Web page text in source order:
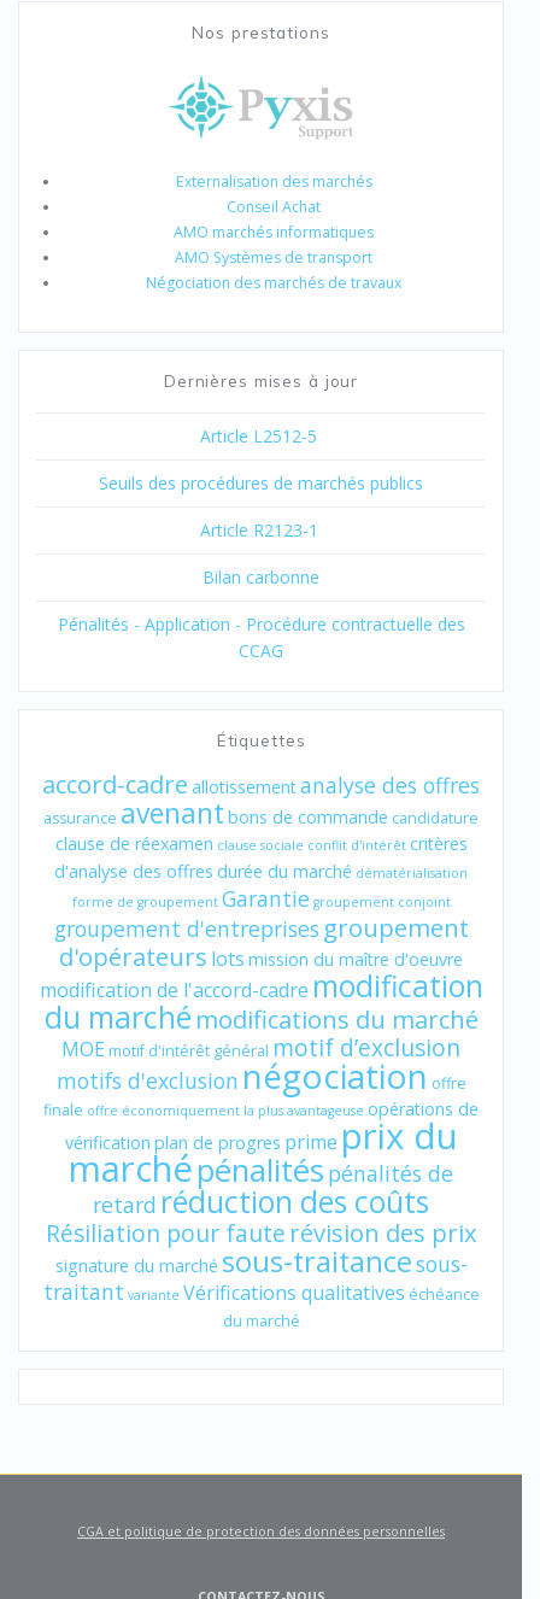
Nos prestations
Externalisation des marchés
Conseil Achat
AMO marchés informatiques
AMO Systèmes de transport
Négociation des marchés de travaux
Dernières mises à jour
Article L2512-5
Seuils des procédures de marchés publics
Article R2123-1
Bilan carbonne
Pénalités - Application - Procédure contractuelle des
CCAG
Étiquettes
accord-cadre allotissementanalyse des offres
assurance avenant bons de commande candidature
clause de réexamen clause sociale conflit d'intérêt critères
d'analyse des offres durée du marché dématérialisation
forme de groupement Garantie groupement conjoint
groupement d'entreprises groupement
d'opérateurs lots mission du maître d'oeuvre
modification de l'accord-cadre modification
du marché modifications du marché
MOE motif d'intérêt général motif d’exclusion
motifs d'exclusion négociation offre
finale offre économiquement la plus avantageuse opérations de
vérification plan de progres prime prix du
marchépénalités pénalités de
retard réduction des coûts
Résiliation pour faute révision des prix
signature du marché sous-traitancesous-
traitant variante Vérifications qualitatives échéance
du marché
CGA et politique de protection des données personnelles